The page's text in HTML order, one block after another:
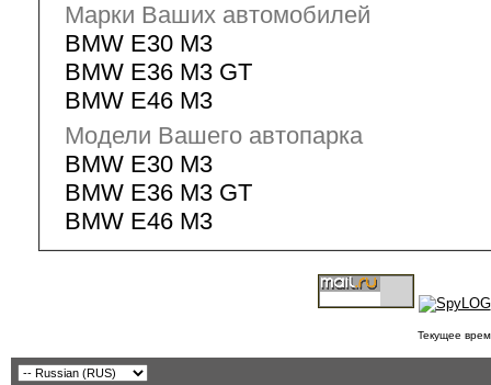
Марки Ваших автомобилей
BMW E30 M3
BMW E36 M3 GT
BMW E46 M3
Модели Вашего автопарка
BMW E30 M3
BMW E36 M3 GT
BMW E46 M3
Текущее